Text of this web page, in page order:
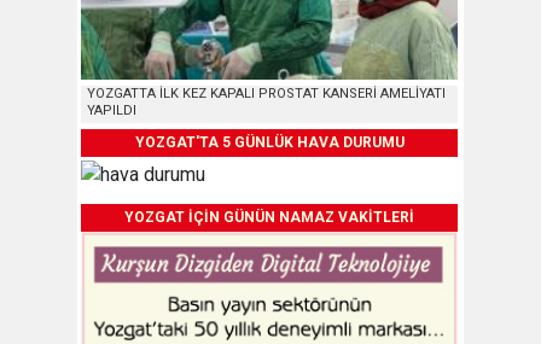
YOZGATTA İLK KEZ KAPALI PROSTAT KANSERİ AMELİYATI
YAPILDI
YOZGAT'TA 5 GÜNLÜK HAVA DURUMU
YOZGAT İÇİN GÜNÜN NAMAZ VAKİTLERİ